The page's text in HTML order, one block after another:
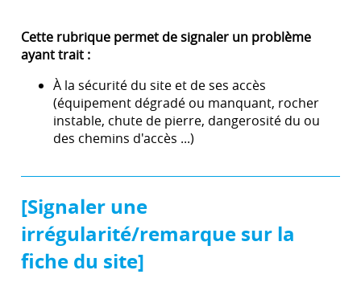
Cette rubrique permet de signaler un problème
ayant trait :
À la sécurité du site et de ses accès
(équipement dégradé ou manquant, rocher
instable, chute de pierre, dangerosité du ou
des chemins d'accès ...)
[Signaler une
irrégularité/remarque sur la
fiche du site]